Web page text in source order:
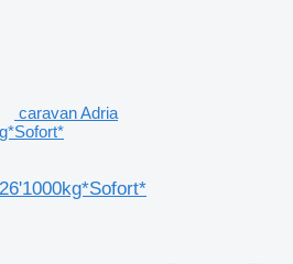
caravan Adria